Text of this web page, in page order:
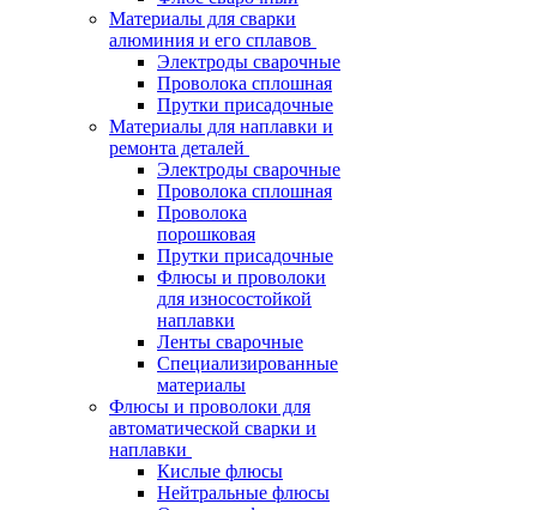
Материалы для сварки
алюминия и его сплавов
Электроды сварочные
Проволока сплошная
Прутки присадочные
Материалы для наплавки и
ремонта деталей
Электроды сварочные
Проволока сплошная
Проволока
порошковая
Прутки присадочные
Флюсы и проволоки
для износостойкой
наплавки
Ленты сварочные
Специализированные
материалы
Флюсы и проволоки для
автоматической сварки и
наплавки
Кислые флюсы
Нейтральные флюсы